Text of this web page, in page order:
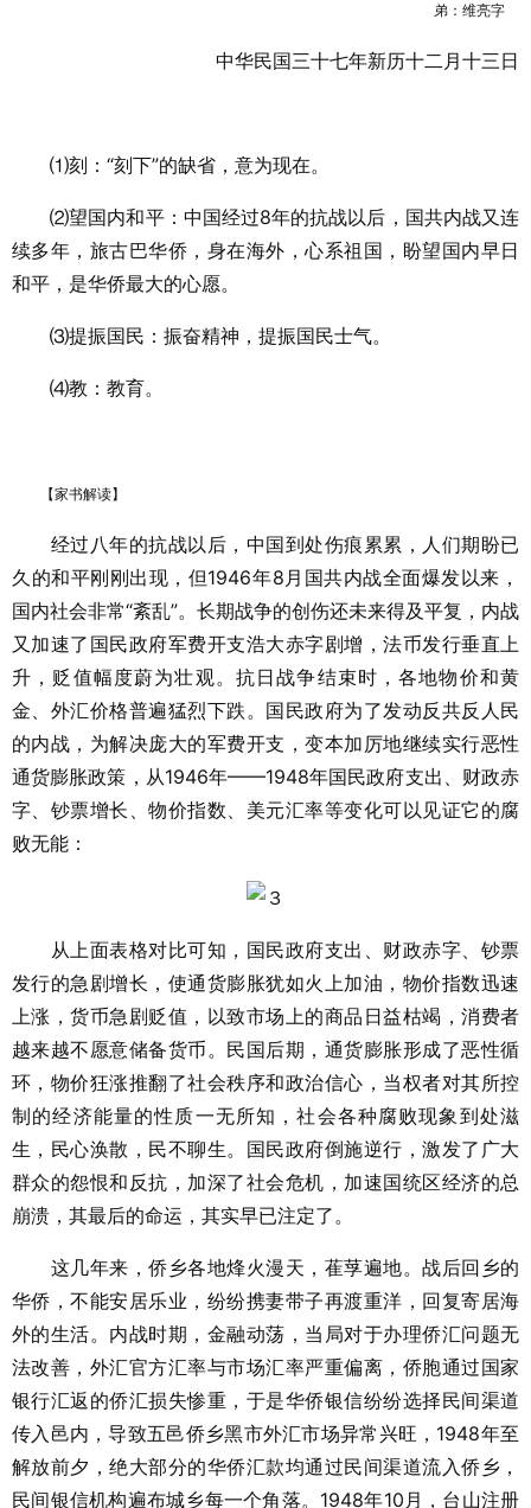
弟：维亮字
中华民国三十七年新历十二月十三日
⑴刻：“刻下”的缺省，意为现在。
⑵望国内和平：中国经过8年的抗战以后，国共内战又连
续多年，旅古巴华侨，身在海外，心系祖国，盼望国内早日
和平，是华侨最大的心愿。
⑶提振国民：振奋精神，提振国民士气。
⑷教：教育。
【家书解读】
经过八年的抗战以后，中国到处伤痕累累，人们期盼已
久的和平刚刚出现，但1946年8月国共内战全面爆发以来，
国内社会非常“紊乱”。长期战争的创伤还未来得及平复，内战
又加速了国民政府军费开支浩大赤字剧增，法币发行垂直上
升，贬值幅度蔚为壮观。抗日战争结束时，各地物价和黄
金、外汇价格普遍猛烈下跌。国民政府为了发动反共反人民
的内战，为解决庞大的军费开支，变本加厉地继续实行恶性
通货膨胀政策，从1946年——1948年国民政府支出、财政赤
字、钞票增长、物价指数、美元汇率等变化可以见证它的腐
败无能：
从上面表格对比可知，国民政府支出、财政赤字、钞票
发行的急剧增长，使通货膨胀犹如火上加油，物价指数迅速
上涨，货币急剧贬值，以致市场上的商品日益枯竭，消费者
越来越不愿意储备货币。民国后期，通货膨胀形成了恶性循
环，物价狂涨推翻了社会秩序和政治信心，当权者对其所控
制的经济能量的性质一无所知，社会各种腐败现象到处滋
生，民心涣散，民不聊生。国民政府倒施逆行，激发了广大
群众的怨恨和反抗，加深了社会危机，加速国统区经济的总
崩溃，其最后的命运，其实早已注定了。
这几年来，侨乡各地烽火漫天，萑莩遍地。战后回乡的
华侨，不能安居乐业，纷纷携妻带子再渡重洋，回复寄居海
外的生活。内战时期，金融动荡，当局对于办理侨汇问题无
法改善，外汇官方汇率与市场汇率严重偏离，侨胞通过国家
银行汇返的侨汇损失惨重，于是华侨银信纷纷选择民间渠道
传入邑内，导致五邑侨乡黑市外汇市场异常兴旺，1948年至
解放前夕，绝大部分的华侨汇款均通过民间渠道流入侨乡，
民间银信机构遍布城乡每一个角落。1948年10月，台山注册